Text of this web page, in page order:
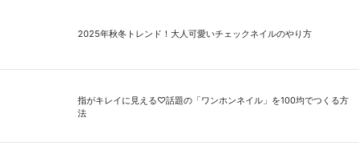
2025年秋冬トレンド！大人可愛いチェックネイルのやり方
指がキレイに見える♡話題の「ワンホンネイル」を100均でつくる方
法